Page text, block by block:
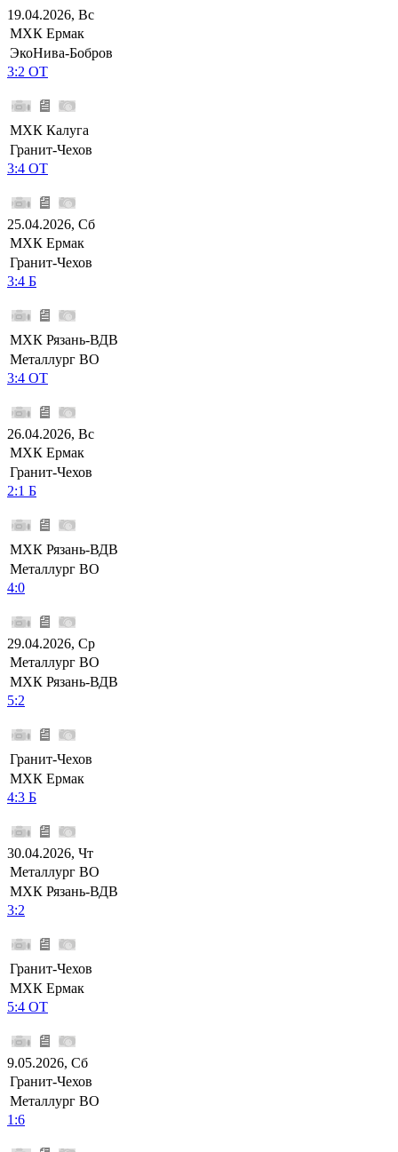
19.04.2026, Вс
МХК Ермак
ЭкоНива-Бобров
3:2 ОТ
МХК Калуга
Гранит-Чехов
3:4 ОТ
25.04.2026, Сб
МХК Ермак
Гранит-Чехов
3:4 Б
МХК Рязань-ВДВ
Металлург ВО
3:4 ОТ
26.04.2026, Вс
МХК Ермак
Гранит-Чехов
2:1 Б
МХК Рязань-ВДВ
Металлург ВО
4:0
29.04.2026, Ср
Металлург ВО
МХК Рязань-ВДВ
5:2
Гранит-Чехов
МХК Ермак
4:3 Б
30.04.2026, Чт
Металлург ВО
МХК Рязань-ВДВ
3:2
Гранит-Чехов
МХК Ермак
5:4 ОТ
9.05.2026, Сб
Гранит-Чехов
Металлург ВО
1:6